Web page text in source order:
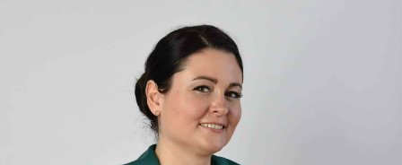
A Sakk, az agy ideggyógyásza
2024.09.30.
Az ovuláció támogatása
természetes módszerekkel